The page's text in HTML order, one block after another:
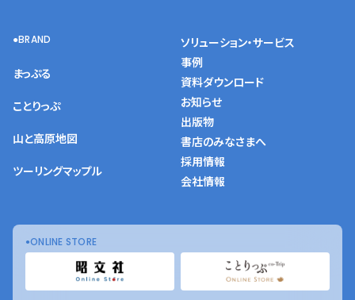
BRAND
まっぷる
ことりっぷ
山と高原地図
ツーリングマップル
ソリューション・サービス
事例
資料ダウンロード
お知らせ
出版物
書店のみなさまへ
採用情報
会社情報
ONLINE STORE